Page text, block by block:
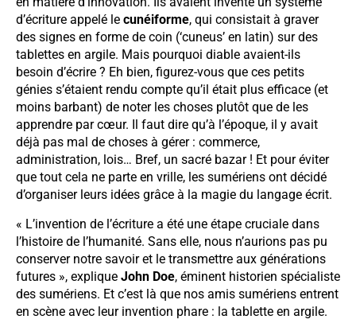
d’écriture appelé le cunéiforme, qui consistait à graver
des signes en forme de coin (‘cuneus’ en latin) sur des
tablettes en argile. Mais pourquoi diable avaient-ils
besoin d’écrire ? Eh bien, figurez-vous que ces petits
génies s’étaient rendu compte qu’il était plus efficace (et
moins barbant) de noter les choses plutôt que de les
apprendre par cœur. Il faut dire qu’à l’époque, il y avait
déjà pas mal de choses à gérer : commerce,
administration, lois… Bref, un sacré bazar ! Et pour éviter
que tout cela ne parte en vrille, les sumériens ont décidé
d’organiser leurs idées grâce à la magie du langage écrit.
« L’invention de l’écriture a été une étape cruciale dans
l’histoire de l’humanité. Sans elle, nous n’aurions pas pu
conserver notre savoir et le transmettre aux générations
futures », explique John Doe, éminent historien spécialiste
des sumériens. Et c’est là que nos amis sumériens entrent
en scène avec leur invention phare : la tablette en argile.